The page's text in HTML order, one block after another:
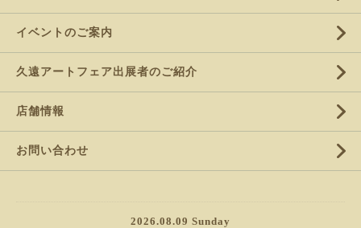
イベントのご案内
久遠アートフェア出展者のご紹介
店舗情報
お問い合わせ
2026.08.09 Sunday